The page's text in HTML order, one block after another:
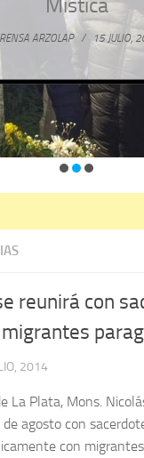
ARZOLAP / 15 JULIO,
reunirá con
2014
La Plata, Mons.
agosto con
con